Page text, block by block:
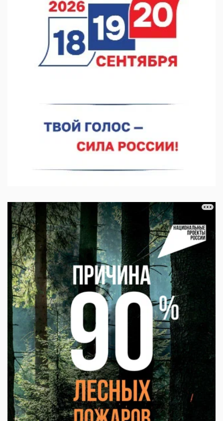
07.08.2026 12:15
В Нижнем Новгороде прошло совещание Росгвардии
07.08.2026 12:04